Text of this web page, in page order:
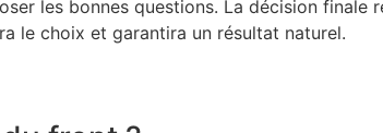
les bonnes questions. La décision finale
le choix et garantira un résultat naturel.